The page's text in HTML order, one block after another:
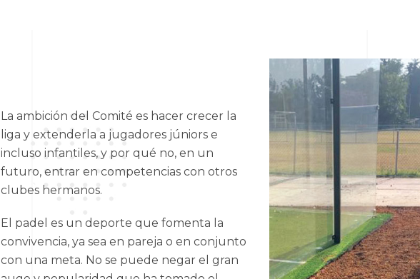
La ambición del Comité es hacer crecer la
liga y extenderla a jugadores júniors e
incluso infantiles, y por qué no, en un
futuro, entrar en competencias con otros
clubes hermanos.
El padel es un deporte que fomenta la
convivencia, ya sea en pareja o en conjunto
con una meta. No se puede negar el gran